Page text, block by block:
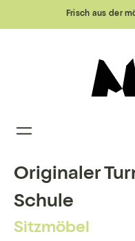
Frisch aus der
Originaler
Schule
Sitzmöbel